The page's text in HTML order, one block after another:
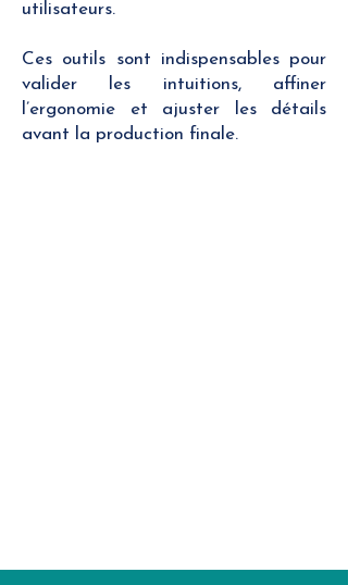
utilisateurs.
Ces outils sont indispensables pour
valider les intuitions, affiner
l’ergonomie et ajuster les détails
avant la production finale.